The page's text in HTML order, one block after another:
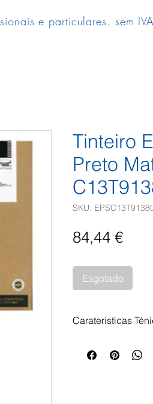
e particulares. sem
Tinteiro
Preto
SKU:
84,44 €Preço
Esgotado
Carateristicas
200ml